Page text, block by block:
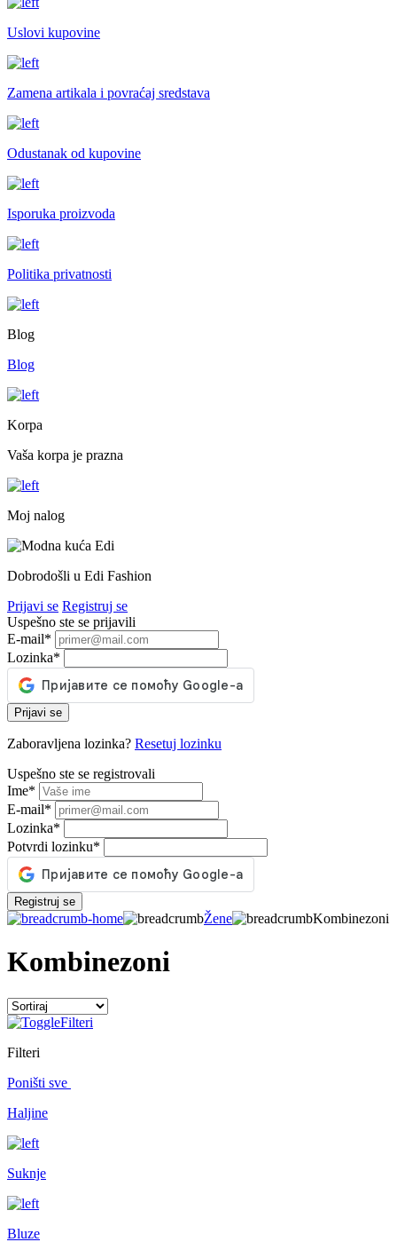
Uslovi kupovine
Zamena artikala i povraćaj sredstava
Odustanak od kupovine
Isporuka proizvoda
Politika privatnosti
Blog
Blog
Korpa
Vaša korpa je prazna
Moj nalog
Dobrodošli u Edi Fashion
Prijavi se Registruj se
Uspešno ste se prijavili
E-mail*
Lozinka*
Prijavi se
Zaboravljena lozinka? Resetuj lozinku
Uspešno ste se registrovali
Ime*
E-mail*
Lozinka*
Potvrdi lozinku*
Registruj se
Žene Kombinezoni
Kombinezoni
Filteri
Filteri
Poništi sve
Haljine
Suknje
Bluze